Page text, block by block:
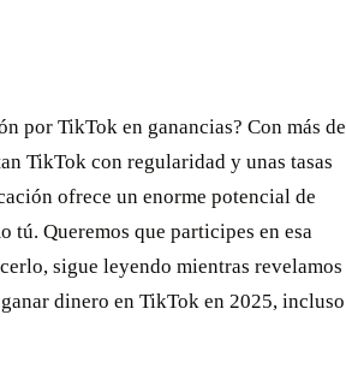
por TikTok en ganancias? Con más de
TikTok con regularidad y unas tasas
ofrece un enorme potencial de
tú. Queremos que participes en esa
sigue leyendo mientras revelamos
dinero en TikTok en 2025, incluso